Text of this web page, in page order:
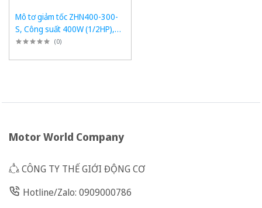
Mô tơ giảm tốc ZHN400-300-
S, Công suất 400W (1/2HP),
1/300, Chân đế
(0)
Motor World Company
CÔNG TY THẾ GIỚI ĐỘNG CƠ
Hotline/Zalo: 0909000786